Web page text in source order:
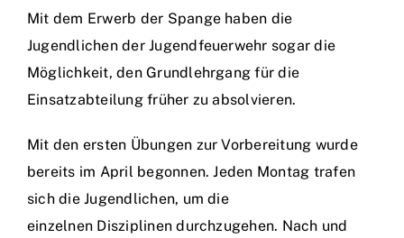
Mit dem Erwerb der Spange haben die
Jugendlichen der Jugendfeuerwehr sogar die
Möglichkeit, den Grundlehrgang für die
Einsatzabteilung früher zu absolvieren.
Mit den ersten Übungen zur Vorbereitung wurde
bereits im April begonnen. Jeden Montag trafen
sich die Jugendlichen, um die
einzelnen Disziplinen durchzugehen. Nach und